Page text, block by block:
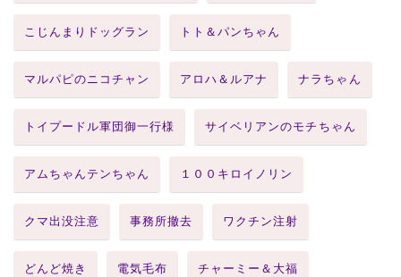
こじんまりドッグラン トト＆パンちゃん
マルパピのニコチャン アロハ＆ルアナ ナラちゃん
トイプードル軍団御一行様 サイベリアンのモチちゃん
アムちゃんテンちゃん １００キロイノリン
クマ出没注意 事務所撤去 ワクチン注射
どんど焼き 電気毛布 チャーミー＆大福